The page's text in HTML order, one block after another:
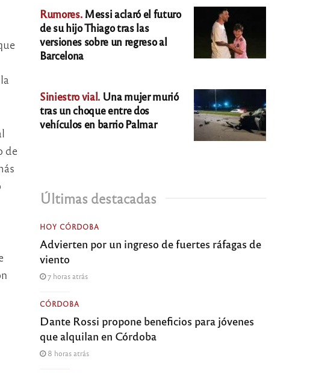
de
Rumores.Messi aclaró el futuro
de su hijo Thiago tras las
versiones sobre un regreso al
Barcelona
Siniestro vial. Una mujer murió
tras un choque entre dos
vehículos en barrio Palmar
Últimas destacadas
HOY CÓRDOBA
Advierten por un ingreso de fuertes ráfagas de
viento
7 horas atrás
CÓRDOBA
Dante Rossi propone beneficios para jóvenes
que alquilan en Córdoba
8 horas atrás